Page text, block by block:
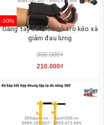
-30%
Găng tay có móc hỗ trợ kéo xà
giảm đau lưng
300.000₫
210.000₫